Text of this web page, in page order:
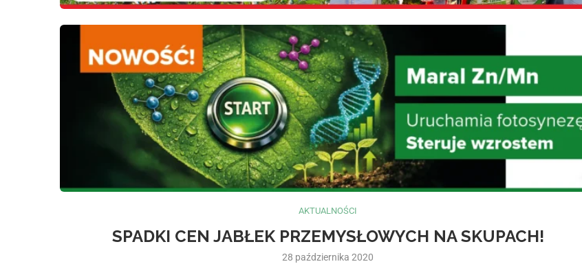
AKTUALNOŚCI
SPADKI CEN JABŁEK PRZEMYSŁOWYCH NA SKUPACH!
28 października 2020